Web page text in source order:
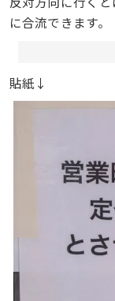
に合流できます。
貼紙↓